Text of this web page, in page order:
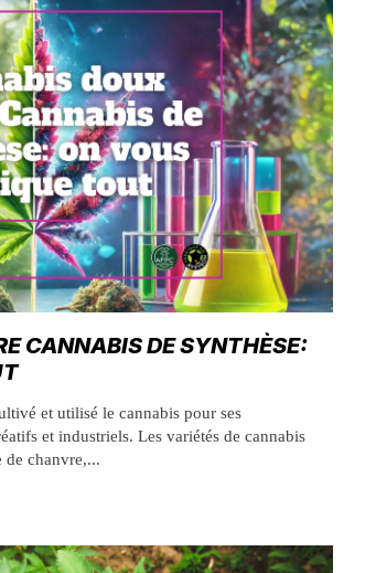
CANNABIS DE SYNTHÈSE:
et utilisé le cannabis pour ses
et industriels. Les variétés de cannabis
de chanvre,...